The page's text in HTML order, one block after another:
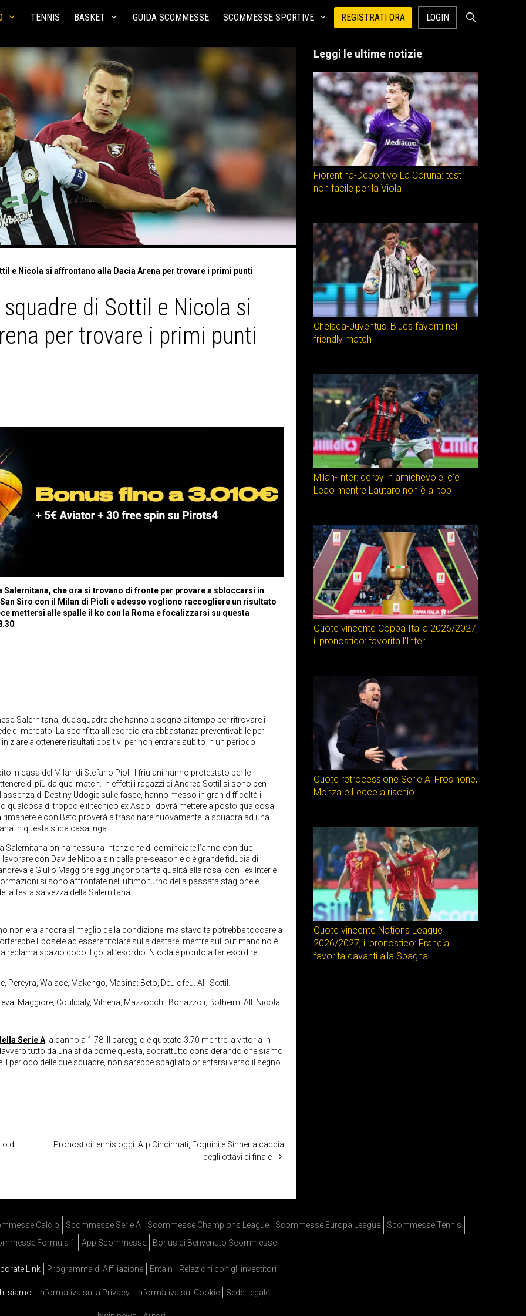
TENNIS BASKET GUIDA SCOMMESSE SCOMMESSE SPORTIVE REGISTRATI ORA LOGIN
e Nicola si affrontano alla Dacia Arena per trovare i primi punti
di Sottil e Nicola si
per trovare i primi punti
Salernitana, che ora si trovano di fronte per provare a sbloccarsi in
Siro con il Milan di Pioli e adesso vogliono raccogliere un risultato
mettersi alle spalle il ko con la Roma e focalizzarsi su questa
Salernitana, due squadre che hanno bisogno di tempo per ritrovare i
di mercato. La sconfitta all’esordio era abbastanza preventivabile per
a ottenere risultati positivi per non entrare subito in un periodo
in casa del Milan di Stefano Pioli. I friulani hanno protestato per le
di più da quel match. In effetti i ragazzi di Andrea Sottil si sono ben
di Destiny Udogie sulle fasce, hanno messo in gran difficoltà i
qualcosa di troppo e il tecnico ex Ascoli dovrà mettere a posto qualcosa
e con Beto proverà a trascinare nuovamente la squadra ad una
in questa sfida casalinga.
Salernitana on ha nessuna intenzione di cominciare l’anno con due
con Davide Nicola sin dalla pre-season e c’è grande fiducia di
e Giulio Maggiore aggiungono tanta qualità alla rosa, con l’ex Inter e
si sono affrontate nell’ultimo turno della passata stagione e
festa salvezza della Salernitana.
non era ancora al meglio della condizione, ma stavolta potrebbe toccare a
Ebosele ad essere titolare sulla destare, mentre sull’out mancino è
reclama spazio dopo il gol all’esordio. Nicola è pronto a far esordire
Pereyra, Walace, Makengo, Masina; Beto, Deulofeu. All: Sottil.
Maggiore, Coulibaly, Vilhena, Mazzocchi; Bonazzoli, Botheim. All: Nicola.
Serie A la danno a 1.78. Il pareggio è quotato 3.70 mentre la vittoria in
tutto da una sfida come questa, soprattutto considerando che siamo
il periodo delle due squadre, non sarebbe sbagliato orientarsi verso il segno
di
Pronostici tennis oggi: Atp Cincinnati, Fognini e Sinner a caccia
degli ottavi di finale
Leggi le ultime notizie
Fiorentina-Deportivo La Coruna: test
non facile per la Viola
Chelsea-Juventus: Blues favoriti nel
friendly match
Milan-Inter: derby in amichevole, c’è
Leao mentre Lautaro non è al top
Quote vincente Coppa Italia 2026/2027,
il pronostico: favorita l’Inter
Quote retrocessione Serie A: Frosinone,
Monza e Lecce a rischio
Quote vincente Nations League
2026/2027, il pronostico: Francia
favorita davanti alla Spagna
Calcio Scommesse Serie A Scommesse Champions League Scommesse Europa League
Scommesse Tennis
Formula 1
App Scommesse Bonus di Benvenuto Scommesse
Link Programma di Affiliazione Entain Relazioni con gli investitori
siamo Informativa sulla Privacy Informativa sui Cookie Sede Legale